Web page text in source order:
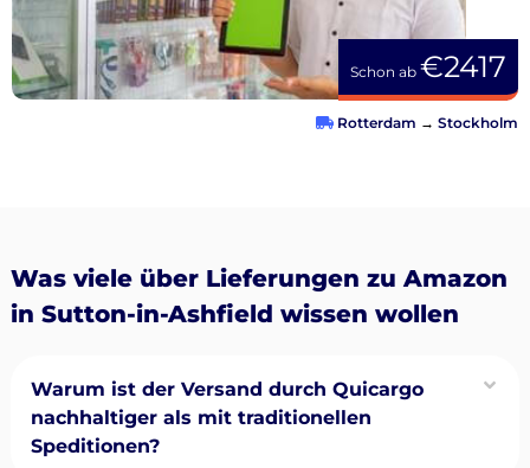
Schon ab €2417
Rotterdam → Stockholm
Was viele über Lieferungen zu Amazon
in Sutton-in-Ashfield wissen wollen
Warum ist der Versand durch Quicargo
nachhaltiger als mit traditionellen
Speditionen?